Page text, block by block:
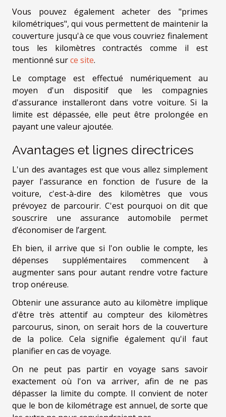
Vous pouvez également acheter des "primes
kilométriques", qui vous permettent de maintenir la
couverture jusqu'à ce que vous couvriez finalement
tous les kilomètres contractés comme il est
mentionné surce site.
Le comptage est effectué numériquement au
moyen d'un dispositif que les compagnies
d'assurance installeront dans votre voiture. Si la
limite est dépassée, elle peut être prolongée en
payant une valeur ajoutée.
Avantages et lignes directrices
L'un des avantages est que vous allez simplement
payer l'assurance en fonction de l’usure de la
voiture, c'est-à-dire des kilomètres que vous
prévoyez de parcourir. C'est pourquoi on dit que
souscrire une assurance automobile permet
d’économiser de l’argent.
Eh bien, il arrive que si l'on oublie le compte, les
dépenses supplémentaires commencent à
augmenter sans pour autant rendre votre facture
trop onéreuse.
Obtenir une assurance auto au kilomètre implique
d'être très attentif au compteur des kilomètres
parcourus, sinon, on serait hors de la couverture
de la police. Cela signifie également qu'il faut
planifier en cas de voyage.
On ne peut pas partir en voyage sans savoir
exactement où l'on va arriver, afin de ne pas
dépasser la limite du compte. Il convient de noter
que le bon de kilométrage est annuel, de sorte que